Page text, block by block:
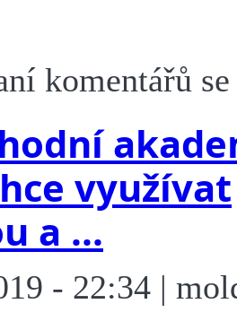
komentářů
využívat
a ...
- 22:34 |